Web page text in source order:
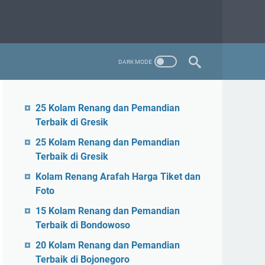
25 Kolam Renang dan Pemandian
Terbaik di Gresik
25 Kolam Renang dan Pemandian
Terbaik di Gresik
Kolam Renang Arafah Harga Tiket dan
Foto
15 Kolam Renang dan Pemandian
Terbaik di Bondowoso
20 Kolam Renang dan Pemandian
Terbaik di Bojonegoro